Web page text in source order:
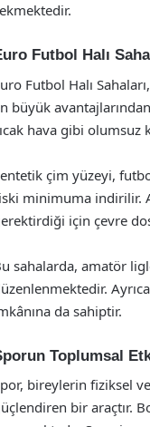
Futbol Halı
Futbol Halı
büyük
hava gibi
çim yüzeyi,
minimuma indirilir.
için çevre
sahalarda, amatör
da sahiptir.
Toplumsal
bireylerin fiziksel
bir araçtır.